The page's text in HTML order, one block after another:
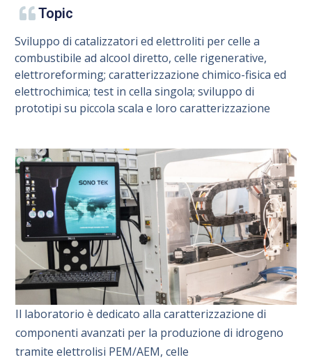
Topic
Sviluppo di catalizzatori ed elettroliti per celle a
combustibile ad alcool diretto, celle rigenerative,
elettroreforming; caratterizzazione chimico-fisica ed
elettrochimica; test in cella singola; sviluppo di
prototipi su piccola scala e loro caratterizzazione
Il laboratorio è dedicato alla caratterizzazione di
componenti avanzati per la produzione di idrogeno
tramite elettrolisi PEM/AEM, celle